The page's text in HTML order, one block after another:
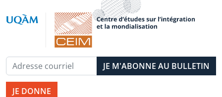
JE DONNE